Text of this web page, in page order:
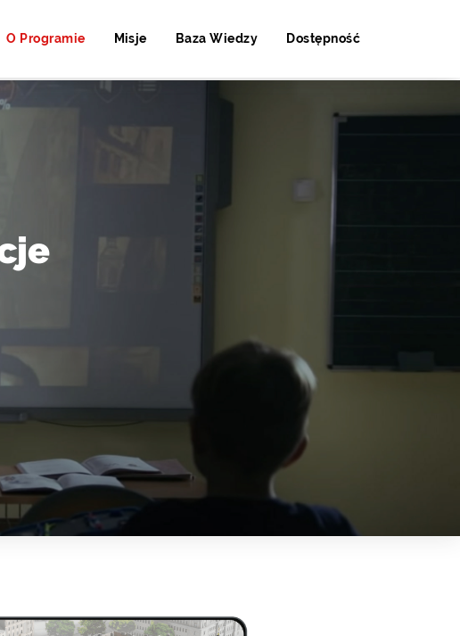
O Programie Misje Baza Wiedzy Dostępność